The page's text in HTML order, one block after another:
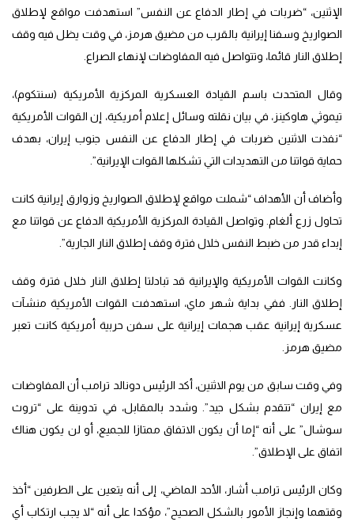
الإثنين، “ضربات في إطار الدفاع عن النفس” استهدفت مواقع لإطلاق
الصواريخ وسفنا إيرانية بالقرب من مضيق هرمز، في وقت يظل فيه وقف
إطلاق النار قائما، وتتواصل فيه المفاوضات لإنهاء الصراع.
وقال المتحدث باسم القيادة العسكرية المركزية الأمريكية (سنتكوم)،
تيموثي هاوكينز، في بيان نقلته وسائل إعلام أمريكية، إن القوات الأمريكية
“نفذت الاثنين ضربات في إطار الدفاع عن النفس جنوب إيران، بهدف
حماية قواتنا من التهديدات التي تشكلها القوات الإيرانية”.
وأضاف أن الأهداف “شملت مواقع لإطلاق الصواريخ وزوارق إيرانية كانت
تحاول زرع ألغام. وتواصل القيادة المركزية الأمريكية الدفاع عن قواتنا مع
إبداء قدر من ضبط النفس خلال فترة وقف إطلاق النار الجارية”.
وكانت القوات الأمريكية والإيرانية قد تبادلتا إطلاق النار خلال فترة وقف
إطلاق النار. ففي بداية شهر ماي، استهدفت القوات الأمريكية منشآت
عسكرية إيرانية عقب هجمات إيرانية على سفن حربية أمريكية كانت تعبر
مضيق هرمز.
وفي وقت سابق من يوم الاثنين، أكد الرئيس دونالد ترامب أن المفاوضات
مع إيران “تتقدم بشكل جيد”. وشدد بالمقابل، في تدوينة على “تروث
سوشال” على أنه “إما أن يكون الاتفاق ممتازا للجميع، أو لن يكون هناك
اتفاق على الإطلاق”.
وكان الرئيس ترامب أشار، الأحد الماضي، إلى أنه يتعين على الطرفين “أخذ
وقتهما وإنجاز الأمور بالشكل الصحيح”، مؤكدا على أنه “لا يجب ارتكاب أي